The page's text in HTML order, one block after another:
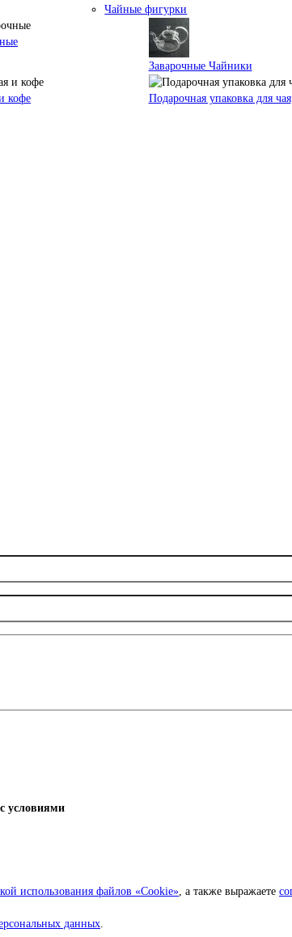
Чайные фигурки
Заварочные Чайники
кофе Подарочная упаковка для чая
условиями
использования файлов «Cookie» , а также выражаете
данных